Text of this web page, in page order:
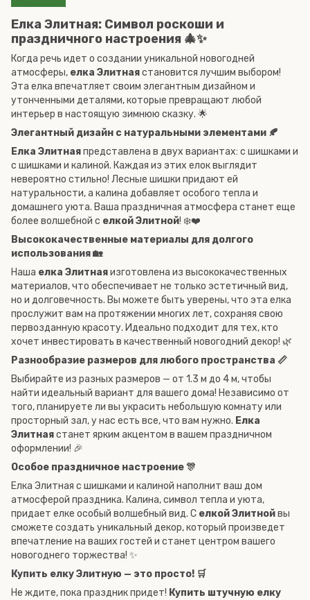
Елка Элитная: Символ роскоши и
праздничного настроения 🎄✨
Когда речь идет о создании уникальной новогодней
атмосферы, елка Элитнаястановится лучшим выбором!
Эта елка впечатляет своим элегантным дизайном и
утонченными деталями, которые превращают любой
интерьер в настоящую зимнюю сказку. 🌟
Элегантный дизайн с натуральными элементами 🍂
Елка Элитнаяпредставлена в двух вариантах: с шишками и
с шишками и калиной. Каждая из этих елок выглядит
невероятно стильно! Лесные шишки придают ей
натуральности, а калина добавляет особого тепла и
домашнего уюта. Ваша праздничная атмосфера станет еще
более волшебной с елкой Элитной! ❄️❤️
Высококачественные материалы для долгого
использования 🏡
Наша елка Элитнаяизготовлена из высококачественных
материалов, что обеспечивает не только эстетичный вид,
но и долговечность. Вы можете быть уверены, что эта елка
прослужит вам на протяжении многих лет, сохраняя свою
первозданную красоту. Идеально подходит для тех, кто
хочет инвестировать в качественный новогодний декор! 🌿
Разнообразие размеров для любого пространства 📏
Выбирайте из разных размеров — от 1.3 м до 4 м, чтобы
найти идеальный вариант для вашего дома! Независимо от
того, планируете ли вы украсить небольшую комнату или
просторный зал, у нас есть все, что вам нужно. Елка
Элитнаястанет ярким акцентом в вашем праздничном
оформлении! 🎉
Особое праздничное настроение 🎊
Елка Элитная с шишками и калиной наполнит ваш дом
атмосферой праздника. Калина, символ тепла и уюта,
придает елке особый волшебный вид. С елкой Элитнойвы
сможете создать уникальный декор, который произведет
впечатление на ваших гостей и станет центром вашего
новогоднего торжества! ✨
Купить елку Элитную — это просто! 🛒
Не ждите, пока праздник придет! Купить штучную елку